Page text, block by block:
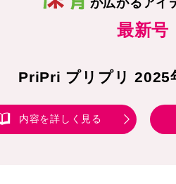
が広がるアイ
最新号
PriPri プリプリ 2025
内容を詳しく見る